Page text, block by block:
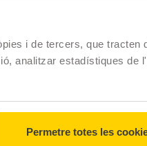
i de tercers, que tracten
analitzar estadístiques de
Permetre totes les